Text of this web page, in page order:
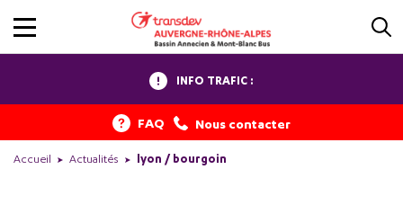
INFO TRAFIC :
FAQ Nous contacter
Accueil Actualités lyon / bourgoin